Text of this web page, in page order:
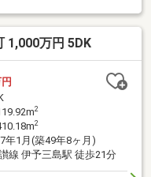
1,000万円 5DK
2
2
年1月(築49年8ヶ月)
讃線 伊予三島駅 徒歩21分